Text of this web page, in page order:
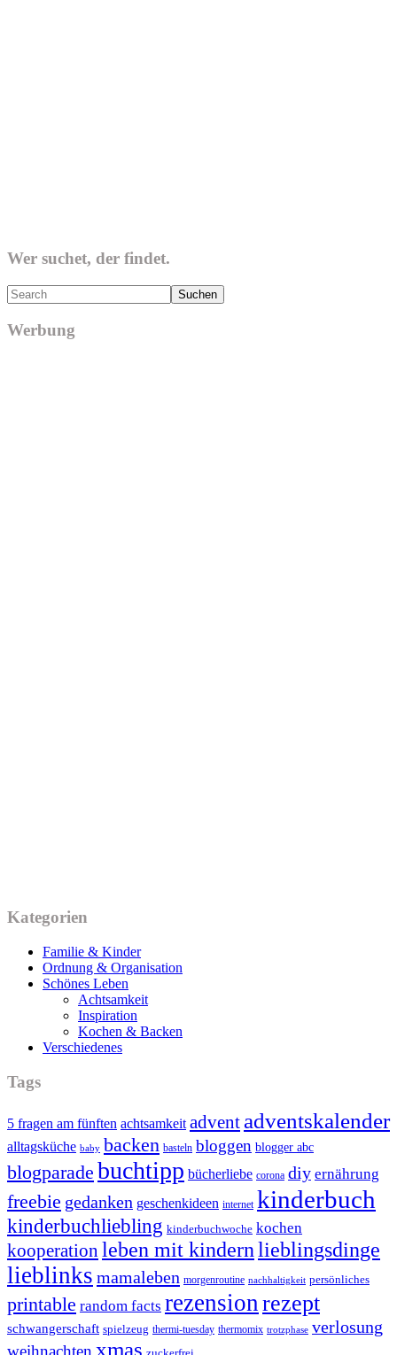
Wer suchet, der findet.
Search
Werbung
Kategorien
Familie & Kinder
Ordnung & Organisation
Schönes Leben
Achtsamkeit
Inspiration
Kochen & Backen
Verschiedenes
Tags
5 fragen am fünften achtsamkeit advent adventskalender
alltagsküche baby backen basteln bloggen blogger abc
blogparade buchtipp bücherliebe corona diy ernährung
freebie gedanken geschenkideen internet kinderbuch
kinderbuchliebling kinderbuchwoche kochen
kooperation leben mit kindernlieblingsdinge
lieblinks mamaleben morgenroutine nachhaltigkeit persönliches
printable random facts rezensionrezept
schwangerschaft spielzeug thermi-tuesday thermomix trotzphase verlosung
xmas